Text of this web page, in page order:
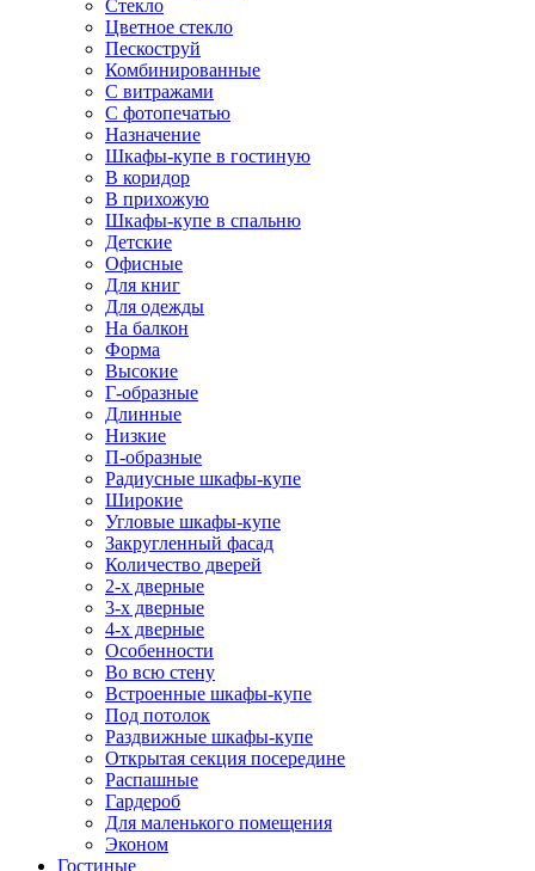
Стекло
Цветное стекло
Пескоструй
Комбинированные
С витражами
С фотопечатью
Назначение
Шкафы-купе в гостиную
В коридор
В прихожую
Шкафы-купе в спальню
Детские
Офисные
Для книг
Для одежды
На балкон
Форма
Высокие
Г-образные
Длинные
Низкие
П-образные
Радиусные шкафы-купе
Широкие
Угловые шкафы-купе
Закругленный фасад
Количество дверей
2-х дверные
3-х дверные
4-х дверные
Особенности
Во всю стену
Встроенные шкафы-купе
Под потолок
Раздвижные шкафы-купе
Открытая секция посередине
Распашные
Гардероб
Для маленького помещения
Эконом
Гостиные